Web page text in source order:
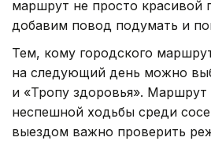
маршрут не просто красивой
добавим повод подумать и
Тем, кому городского
на следующий день можно
и «Тропу здоровья».
неспешной ходьбы среди
выездом важно проверить